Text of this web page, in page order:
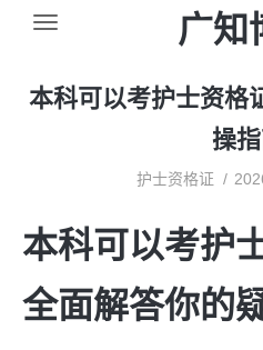
广知
本科可以考护士资格
操
护士资格证
本科可以考护
全面解答你的